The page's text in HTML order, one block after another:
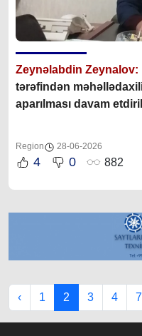
Zeynəlabdin Zeynalov:
tərəfindən
aparılması davam
Region 28-06-2026
4 0 882
‹ 1 2 3 4 7